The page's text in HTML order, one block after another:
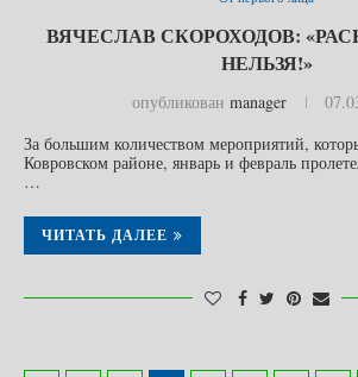
ВЯЧЕСЛАВ СКОРОХОДОВ:
НЕЛЬЗЯ!»
опубликован manager
За большим количеством мероприятий,
Ковровском районе, январь и февраль
…
ЧИТАТЬ ДАЛЕЕ